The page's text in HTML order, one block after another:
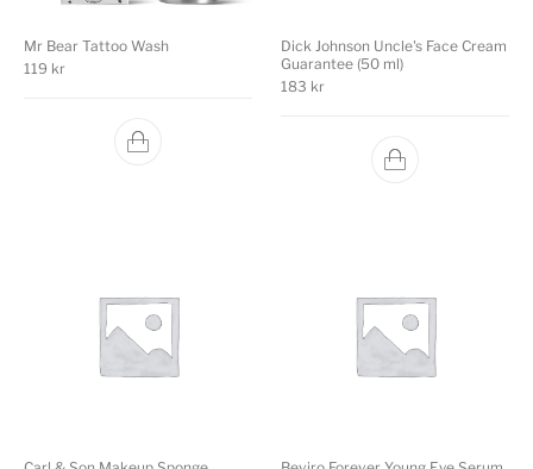
Mr Bear Tattoo Wash
119 kr
Dick Johnson Uncle's Face Cream
Guarantee (50 ml)
183 kr